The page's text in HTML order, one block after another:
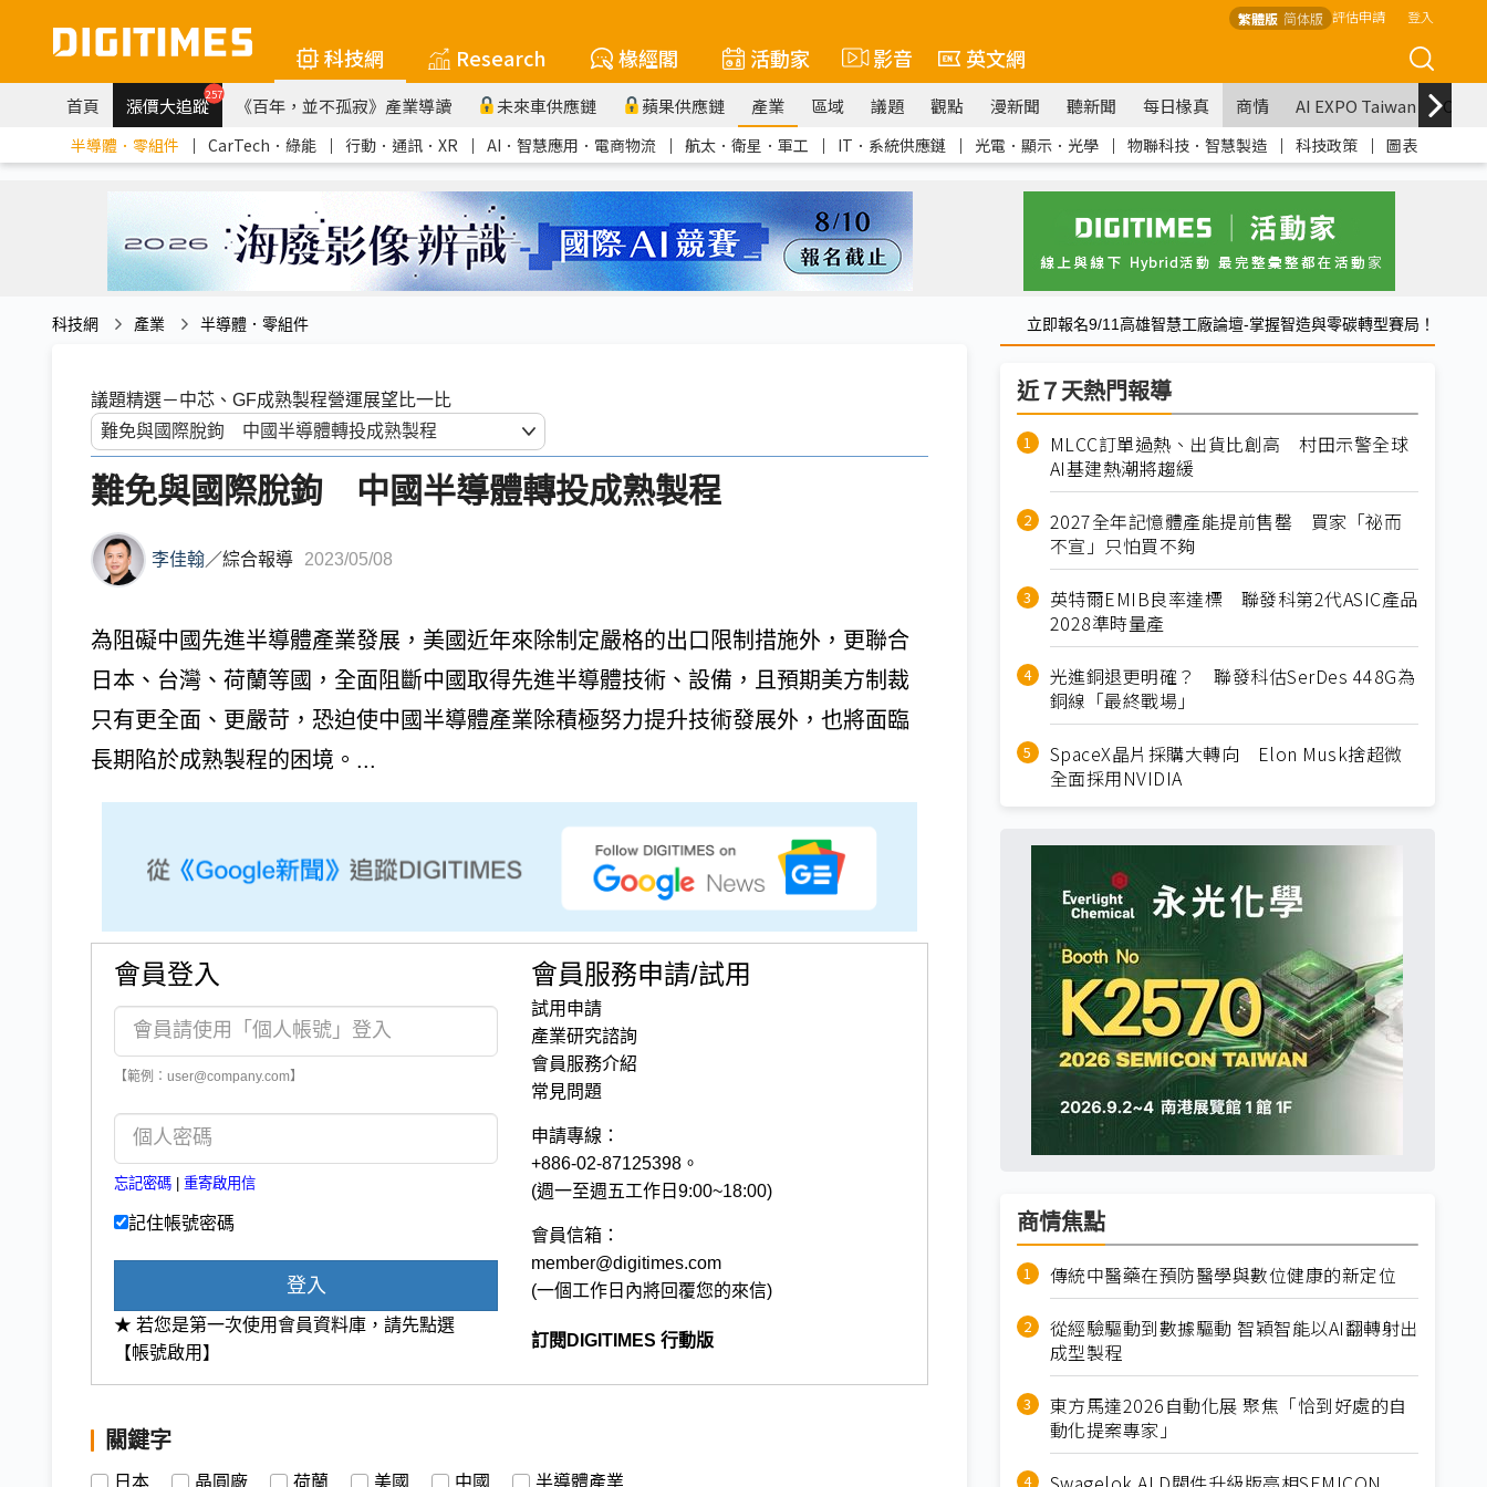
繁體版 简体版 評估申請 登入
科技網 Research 椽經閣 活動家 影音 英文網
首頁 漲價大追蹤257 《百年，並不孤寂》產業導讀 未來車供應鏈 蘋果供應鏈 產業 區域 議題 觀點 漫新聞 聽新聞 每日椽真 商情 AI EXPO Taiwan
半導體．零組件 ｜ CarTech．綠能 ｜ 行動．通訊．XR ｜ AI．智慧應用．電商物流 ｜ 航太．衛星．軍工 ｜ IT．系統供應鏈 ｜ 光電．顯示．光學 ｜ 物聯科技．智慧製造 ｜ 科技政策 ｜ 圖表
科技網 產業 半導體．零組件 立即報名9/11高雄智慧工廠論壇-掌握智造與零碳轉型賽局！
議題精選－中芯、GF成熟製程營運展望比一比
難免與國際脫鉤 中國半導體轉投成熟製程
李佳翰／綜合報導 2023/05/08
為阻礙中國先進半導體產業發展，美國近年來除制定嚴格的出口限制措施外，更聯合
日本、台灣、荷蘭等國，全面阻斷中國取得先進半導體技術、設備，且預期美方制裁
只有更全面、更嚴苛，恐迫使中國半導體產業除積極努力提升技術發展外，也將面臨
長期陷於成熟製程的困境。...
會員登入
【範例：user@company.com】
忘記密碼 重寄啟用信
記住帳號密碼
登入
★ 若您是第一次使用會員資料庫，請先點選
【帳號啟用】
會員服務申請/試用
試用申請
產業研究諮詢
會員服務介紹
常見問題
申請專線：
+886-02-87125398。
(週一至週五工作日9:00~18:00)
會員信箱：
member@digitimes.com
(一個工作日內將回覆您的來信)
訂閱DIGITIMES 行動版
關鍵字
日本 晶圓廠 荷蘭 美國 中國 半導體產業
近７天熱門報導
MLCC訂單過熱、出貨比創高 村田示警全球
AI基建熱潮將趨緩
2027全年記憶體產能提前售罄 買家「祕而
不宣」只怕買不夠
英特爾EMIB良率達標 聯發科第2代ASIC產品
2028準時量產
光進銅退更明確？ 聯發科估SerDes 448G為
銅線「最終戰場」
SpaceX晶片採購大轉向 Elon Musk捨超微
全面採用NVIDIA
商情焦點
傳統中醫藥在預防醫學與數位健康的新定位
從經驗驅動到數據驅動 智穎智能以AI翻轉射出
成型製程
東方馬達2026自動化展 聚焦「恰到好處的自
動化提案專家」